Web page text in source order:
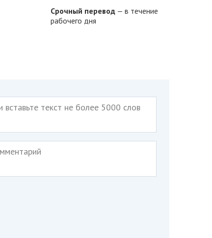
Срочный перевод— в течение
рабочего дня